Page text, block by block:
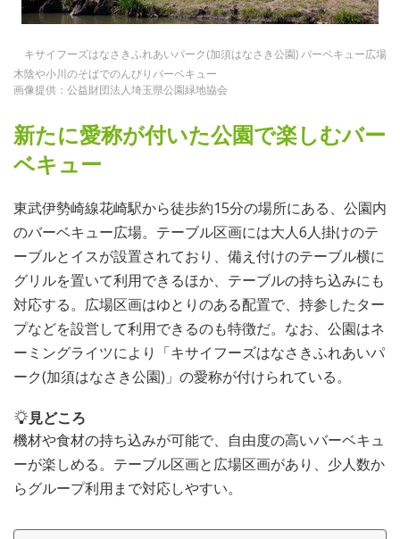
キサイフーズはなさきふれあいパーク(加須はなさき公園) バーベキュー広場
木陰や小川のそばでのんびりバーベキュー
画像提供：公益財団法人埼玉県公園緑地協会
新たに愛称が付いた公園で楽しむバー
ベキュー
東武伊勢崎線花崎駅から徒歩約15分の場所にある、公園内
のバーベキュー広場。テーブル区画には大人6人掛けのテ
ーブルとイスが設置されており、備え付けのテーブル横に
グリルを置いて利用できるほか、テーブルの持ち込みにも
対応する。広場区画はゆとりのある配置で、持参したター
プなどを設営して利用できるのも特徴だ。なお、公園はネ
ーミングライツにより「キサイフーズはなさきふれあいパ
ーク(加須はなさき公園)」の愛称が付けられている。
見どころ
機材や食材の持ち込みが可能で、自由度の高いバーベキュ
ーが楽しめる。テーブル区画と広場区画があり、少人数か
らグループ利用まで対応しやすい。